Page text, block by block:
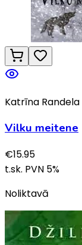
Katrīna Randela
Vilku meitene
€15.95
t.sk. PVN 5%
Noliktavā